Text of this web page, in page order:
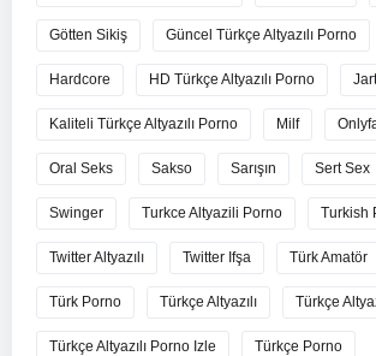
Götten Sikiş Güncel Türkçe Altyazılı Porno
Hardcore HD Türkçe Altyazılı Porno
Kaliteli Türkçe Altyazılı Porno Milf
Oral Seks Sakso Sarışın Sert Sex
Swinger Turkce Altyazili Porno Turkish
Twitter Altyazılı Twitter Ifşa Türk Amatör
Türk Porno Türkçe Altyazılı Türkçe
Türkçe Altyazılı Porno Izle Türkçe Porno